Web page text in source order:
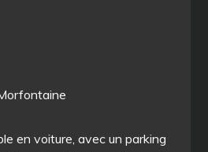
en voiture, avec un parking